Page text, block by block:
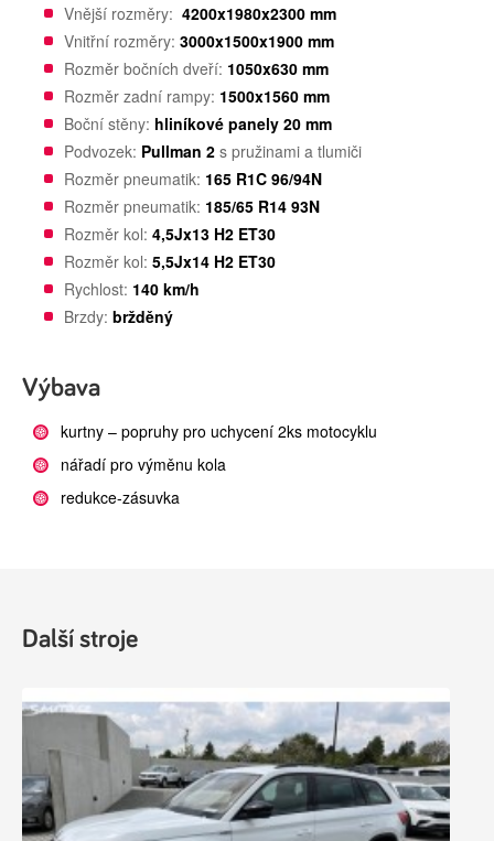
Vnější rozměry: 4200x1980x2300 mm
Vnitřní rozměry: 3000x1500x1900 mm
Rozměr bočních dveří: 1050x630 mm
Rozměr zadní rampy: 1500x1560 mm
Boční stěny: hliníkové panely 20 mm
Podvozek: Pullman 2 s pružinami a tlumiči
Rozměr pneumatik: 165 R1C 96/94N
Rozměr pneumatik: 185/65 R14 93N
Rozměr kol: 4,5Jx13 H2 ET30
Rozměr kol: 5,5Jx14 H2 ET30
Rychlost: 140 km/h
Brzdy: bržděný
Výbava
kurtny – popruhy pro uchycení 2ks motocyklu
nářadí pro výměnu kola
redukce-zásuvka
Další stroje